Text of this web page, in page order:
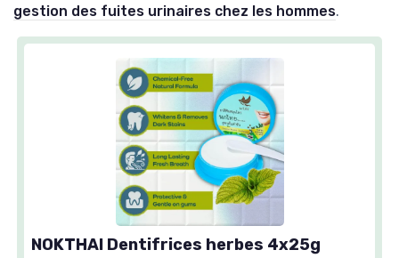
gestion des fuites urinaires chez les hommes.
NOKTHAI Dentifrices herbes 4x25g